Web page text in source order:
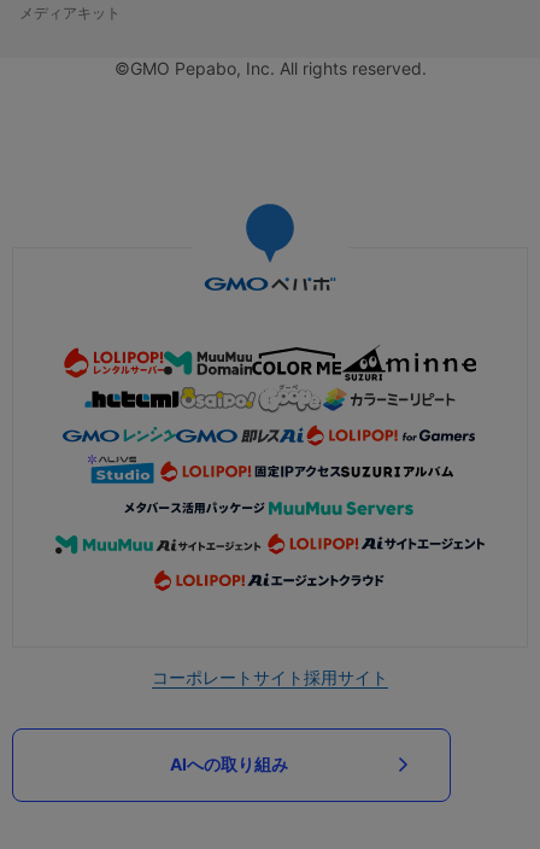
メディアキット
©GMO Pepabo, Inc. All rights reserved.
コーポレートサイト採用サイト
AIへの取り組み